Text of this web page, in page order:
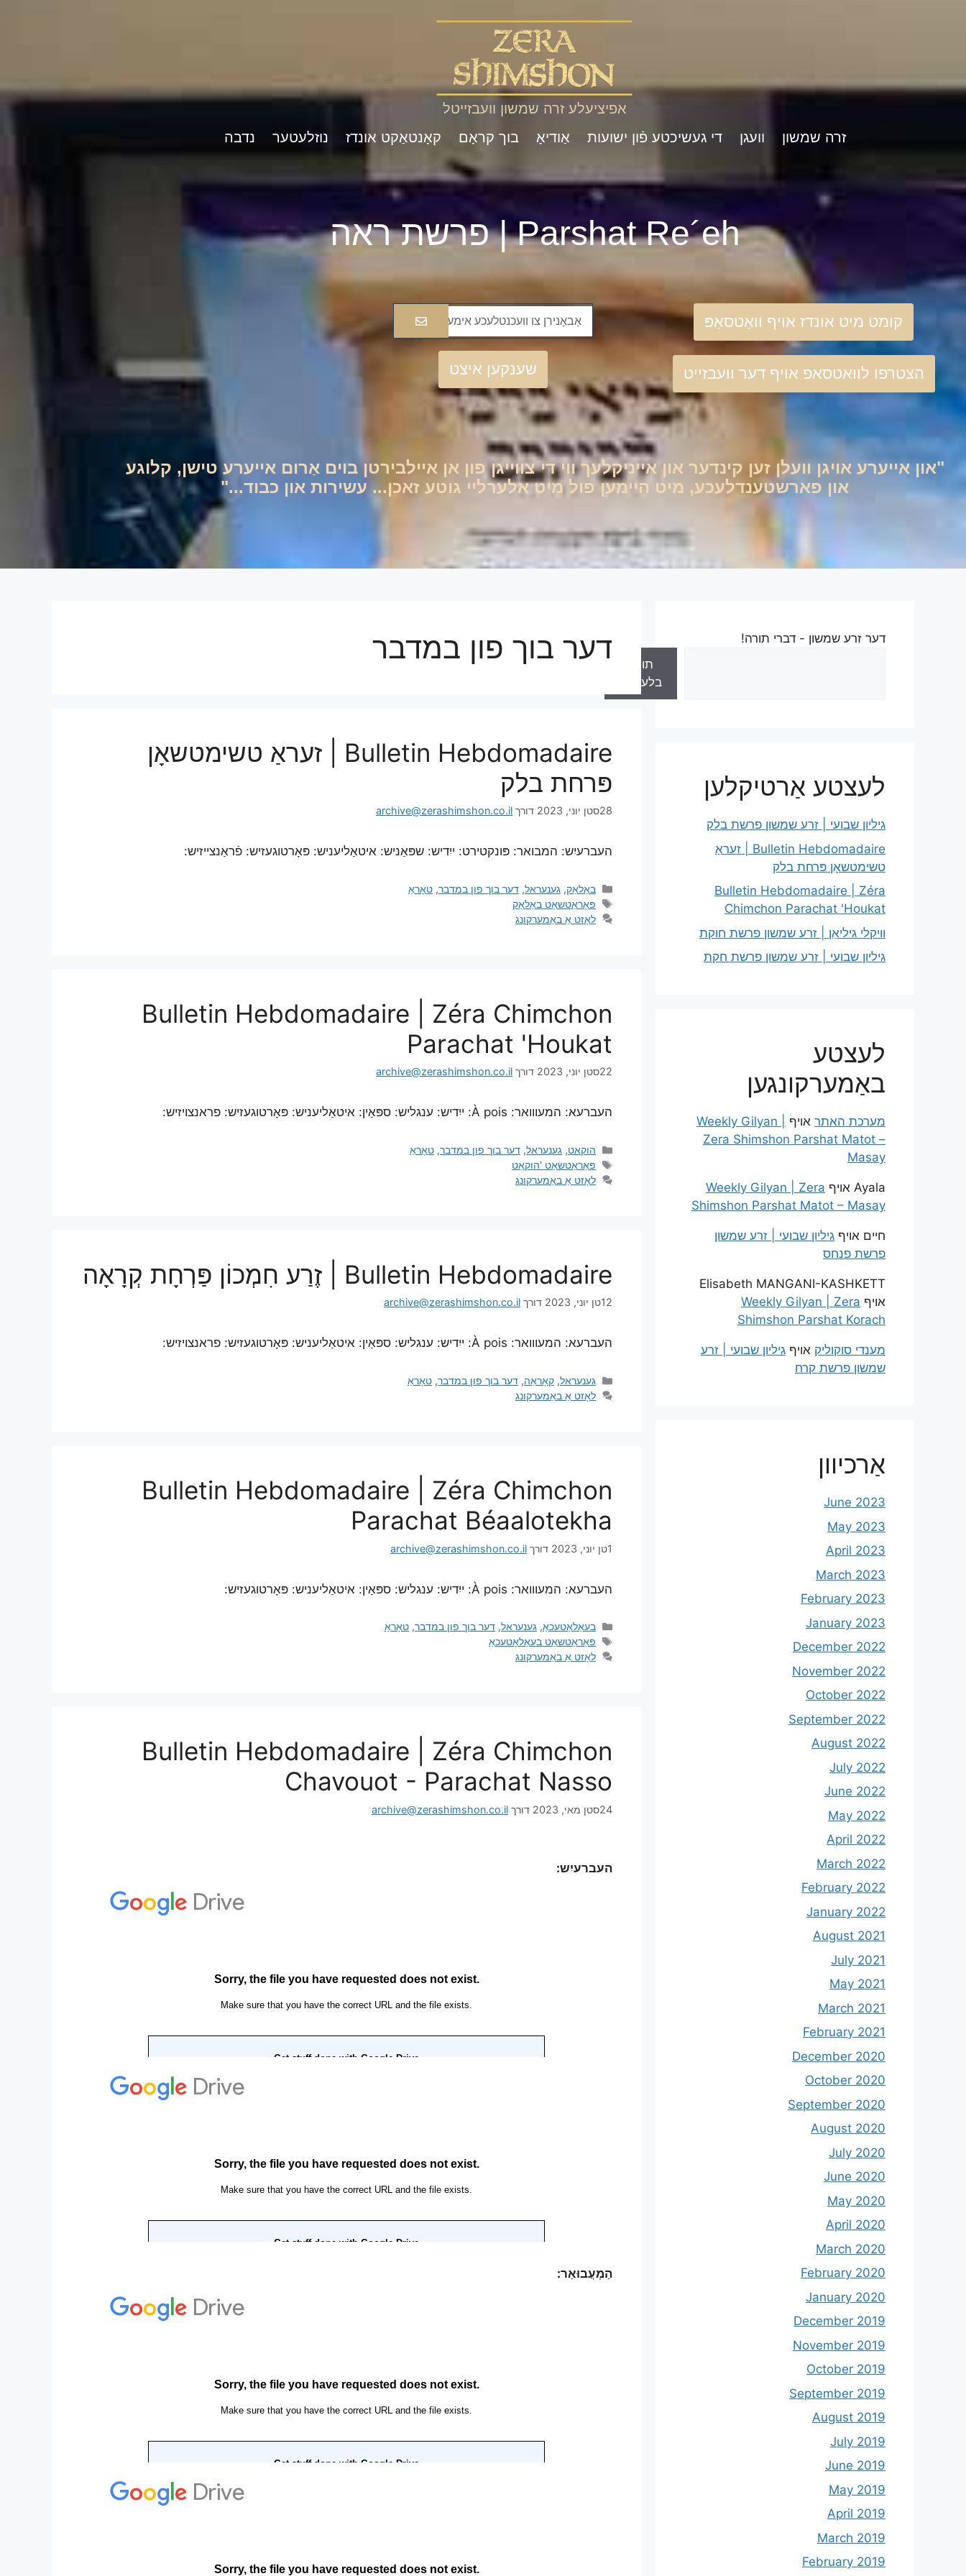
אפיציעלע זרה שמשון וועבזייטל
זרה שמשון
וועגן די געשיכטע פֿון ישועות אַודיאָ בוך קראָם קאָנטאַקט אונדז נוזלעטער נדבה
Parshat Re´eh | פרשת ראה
קומט מיט אונדז אויף וואַטסאַפּ
הצטרפו לוואטסאפ אויף דער וועבזייט שענקען איצט
"און אייערע אויגן וועלן זען קינדער און אייניקלעך ווי די צווייגן פון אן איילבירטן בוים אַרום אייערע טישן, קלוגע
און פארשטענדלעכע, מיט היימען פול מיט אלערליי גוטע זאכן... עשירות און כבוד..."
דער בוך פון במדבר
Bulletin Hebdomadaire | זעראַ טשימטשאָן
פּרחת בלק
28סטן יוני, 2023 דורך archive@zerashimshon.co.il
העברעיִש: המבואר: פּונקטירט: ייִדיש: שפּאַניש: איטאַליעניש: פּאָרטוגעזיש: פֿראַנצייזיש:
באַלאַק,גענעראל,דער בוך פון במדבר,טאָראַ
פּאַראַטשאַט באַלאַק
לאָזט אַ באַמערקונג
Bulletin Hebdomadaire | Zéra Chimchon
Parachat 'Houkat
22סטן יוני, 2023 דורך archive@zerashimshon.co.il
העברעא: המעווואר: À pois: ייִדיש: ענגליש: ספּאַין: איטאַליעניש: פּאָרטוגעזיש: פראנצויזיש:
הוקאט,גענעראל,דער בוך פון במדבר,טאָראַ
פּאַראַטשאַט 'הוקאַט
לאָזט אַ באַמערקונג
Bulletin Hebdomadaire | זֶרַע חִמְכוֹן פַּרְחָת קְרָאָה
12טן יוני, 2023 דורך archive@zerashimshon.co.il
העברעא: המעווואר: À pois: ייִדיש: ענגליש: ספּאַין: איטאַליעניש: פּאָרטוגעזיש: פראנצויזיש:
גענעראל,קאָראַה,דער בוך פון במדבר,טאָראַ
לאָזט אַ באַמערקונג
Bulletin Hebdomadaire | Zéra Chimchon
Parachat Béaalotekha
1טן יוני, 2023 דורך archive@zerashimshon.co.il
העברעא: המעווואר: À pois: ייִדיש: ענגליש: ספּאַין: איטאַליעניש: פּאָרטוגעזיש:
בעאַלאָטעכאַ,גענעראל,דער בוך פון במדבר,טאָראַ
פּאַראַטשאַט בעאַלאָטעכאַ
לאָזט אַ באַמערקונג
Bulletin Hebdomadaire | Zéra Chimchon
Chavouot - Parachat Nasso
24סטן מאי, 2023 דורך archive@zerashimshon.co.il
העברעיִש:
הַמְעֲבוּאַר:
דער זרע שמשון - דברי תורה!
תורה
בלעטער
לעצטע אַרטיקלען
גיליון שבועי | זרע שמשון פרשת בלק
Bulletin Hebdomadaire | זעראַ
טשימטשאָן פּרחת בלק
Bulletin Hebdomadaire | Zéra
Chimchon Parachat 'Houkat
וויקלי גיליאַן | זרע שמשון פרשת חוקת
גיליון שבועי | זרע שמשון פרשת חקת
לעצטע
באַמערקונגען
מערכת האתר אויף
Weekly Gilyan |
Zera Shimshon Parshat Matot –
Masay
Ayala אויף Weekly Gilyan | Zera
Shimshon Parshat Matot – Masay
חיים אויף גיליון שבועי | זרע שמשון
פרשת פנחס
Elisabeth MANGANI-KASHKETT
אויף Weekly Gilyan | Zera
Shimshon Parshat Korach
מענדי סוקוליק אויף גיליון שבועי | זרע
שמשון פרשת קרח
אַרכיוון
June 2023
May 2023
April 2023
March 2023
February 2023
January 2023
December 2022
November 2022
October 2022
September 2022
August 2022
July 2022
June 2022
May 2022
April 2022
March 2022
February 2022
January 2022
August 2021
July 2021
May 2021
March 2021
February 2021
December 2020
October 2020
September 2020
August 2020
July 2020
June 2020
May 2020
April 2020
March 2020
February 2020
January 2020
December 2019
November 2019
October 2019
September 2019
August 2019
July 2019
June 2019
May 2019
April 2019
March 2019
February 2019